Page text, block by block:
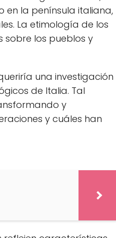
la península italiana,
La etimología de los
sobre los pueblos y
una investigación
de Italia. Tal
y
y cuáles han